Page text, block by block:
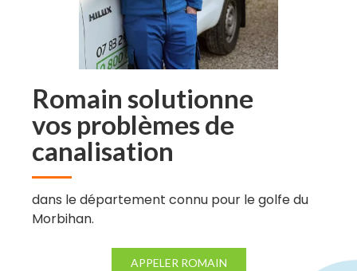
Romain solutionne
vos problèmes de
canalisation
dans le département connu pour le golfe du
Morbihan.
APPELER ROMAIN